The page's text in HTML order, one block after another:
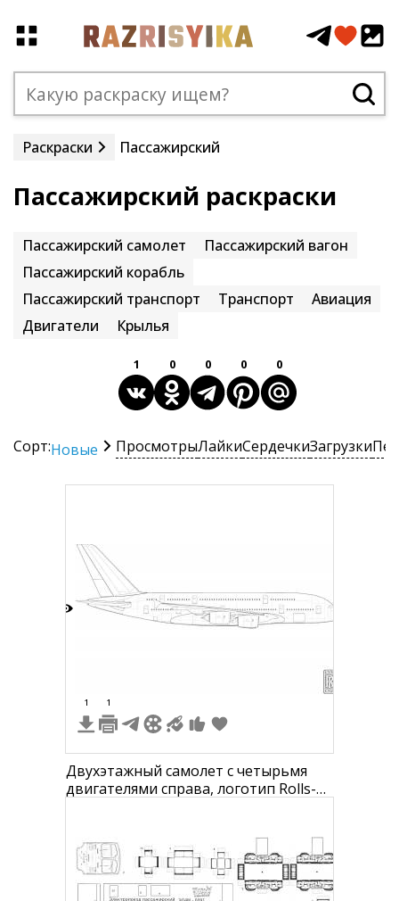
Раскраски Пассажирский
Пассажирский раскраски
Пассажирский самолет
Пассажирский вагон
Пассажирский корабль
Пассажирский транспорт
Транспорт
Авиация
Двигатели
Крылья
1 0 0 0 0
Сорт:Новые ПросмотрыЛайкиСердечкиЗагрузки
1 1
Двухэтажный самолет с четырьмя
двигателями справа, логотип Rolls-